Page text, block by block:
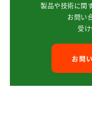
製品や技術に関
お問い
受
お問